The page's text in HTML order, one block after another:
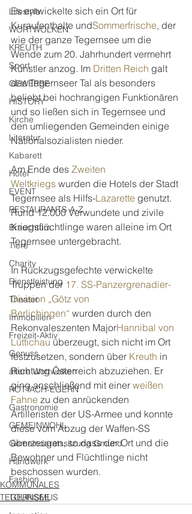
Lifestyle
WORTWOLKEN
KREUTH
Sport
GEWERBE
HISTORY
Kirche
Literatur
Kabarett
Hotel
EVENT
RESTAURANTS A-Z
Brauchtum
Tiere
Charity
Dienstleistung
Theater
Immobilien
Freizeit-Aktiv
Genuss
ältere Wortwolken
ROTTACH-EGERN
Gastronomie
GEMEINWOHL
Gemeinderatssitzung Gmund
Handwerk
Fashion
TOURISMUS
Es entwickelte sich ein Ort für
Kuraufenthalte undSommerfrische, der
wie der ganze Tegernsee um die
Wende zum 20. Jahrhundert vermehrt
Künstler anzog. Im Dritten Reich galt
das Tegernseer Tal als besonders
beliebt bei hochrangigen Funktionären
und so ließen sich in Tegernsee und
den umliegenden Gemeinden einige
Nationalsozialisten nieder.
Am Ende des Zweiten
Weltkriegs wurden die Hotels der Stadt
Tegernsee als Hilfs-Lazarette genutzt.
Rund 12.000 Verwundete und zivile
Kriegsflüchtlinge waren alleine im Ort
Tegernsee untergebracht.
In Rückzugsgefechte verwickelte
Truppen der 17. SS-Panzergrenadier-
Division „Götz von
Berlichingen“ wurden durch den
Rekonvaleszenten MajorHannibal von
Lüttichau überzeugt, sich nicht im Ort
festzusetzen, sondern über Kreuth in
Richtung Österreich abzuziehen. Er
ging anschließend mit einer weißen
Fahne zu den anrückenden
Artilleristen der US-Armee und konnte
diese vom Abzug der Waffen-SS
überzeugen, so dass der Ort und die
Bewohner und Flüchtlinge nicht
beschossen wurden.
KOMMUNALES
TEGERNSEE